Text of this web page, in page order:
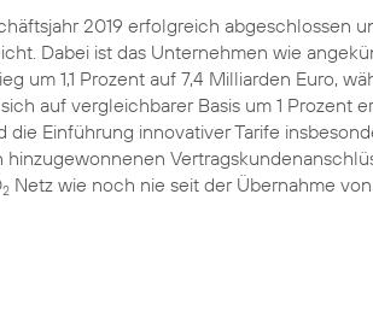
2019 erfolgreich abgeschlossen
Dabei ist das Unternehmen wie
um 1,1 Prozent auf 7,4 Milliarden Euro,
auf vergleichbarer Basis um 1 Prozent
Einführung innovativer Tarife
hinzugewonnenen
2 Netz wie noch nie seit der Übernahme